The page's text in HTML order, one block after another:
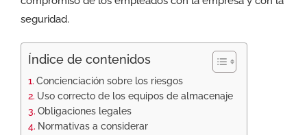
seguridad.
Índice de contenidos
Concienciación sobre los riesgos
Uso correcto de los equipos de almacenaje
Obligaciones legales
Normativas a considerar